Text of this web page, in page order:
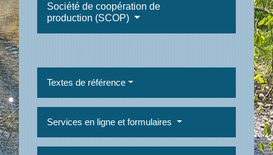
Société de coopération de
production (SCOP)
Textes de référence
Services en ligne et formulaires